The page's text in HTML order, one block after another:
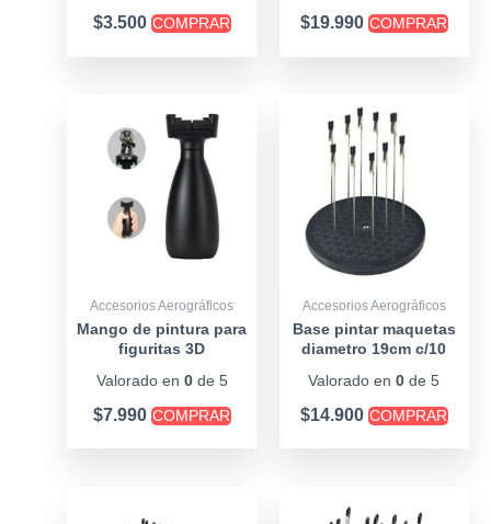
$3.500 COMPRAR $19.990 COMPRAR
Accesorios Aerográficos
Mango de pintura para
figuritas 3D
Valorado en 0de 5
$7.990 COMPRAR
Accesorios Aerográficos
Base pintar maquetas
diametro 19cm c/10
Valorado en0 de 5
$14.900 COMPRAR